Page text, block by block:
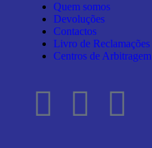
Quem somos
Devoluções
Contactos
Livro de Reclamações
Centros de Arbitragem